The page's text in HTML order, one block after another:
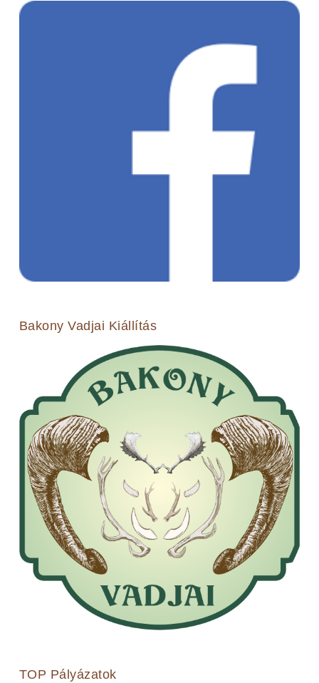
Bakony Vadjai Kiállítás
TOP Pályázatok